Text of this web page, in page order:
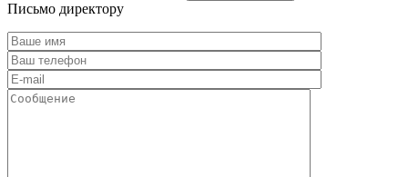
Письмо директору